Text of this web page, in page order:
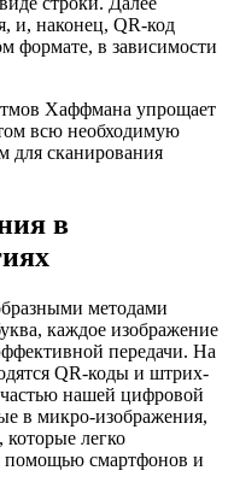
и, наконец, QR-код
формате, в зависимости
Хаффмана упрощает
всю необходимую
для сканирования
в
методами
каждое изображение
передачи. На
QR-коды и штрих-
нашей цифровой
в микро-изображения,
легко
помощью смартфонов и